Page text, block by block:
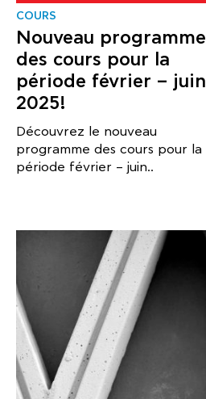
COURS
Nouveau programme
des cours pour la
période février – juin
2025!
Découvrez le nouveau
programme des cours pour la
période février – juin..